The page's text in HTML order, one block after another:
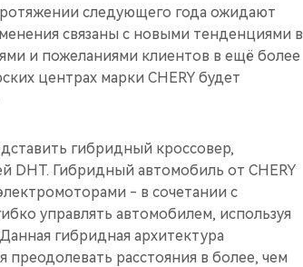
следующего года ожидают
связаны с новыми тенденциями в
и пожеланиями клиентов в ещё более
центрах марки CHERY будет
гибридный кроссовер,
DHT. Гибридный автомобиль от CHERY
- в сочетании с
управлять автомобилем, используя
гибридная архитектура
расстояния в более, чем